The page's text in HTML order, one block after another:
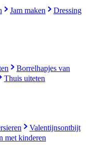
Jam maken
Dressing
Borrelhapjes van
Thuis uiteten
Valentijnsontbijt
met kinderen